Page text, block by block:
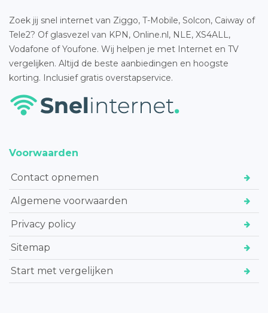
Zoek jij snel internet van Ziggo, T-Mobile, Solcon, Caiway of
Tele2? Of glasvezel van KPN, Online.nl, NLE, XS4ALL,
Vodafone of Youfone. Wij helpen je met Internet en TV
vergelijken. Altijd de beste aanbiedingen en hoogste
korting. Inclusief gratis overstapservice.
Voorwaarden
Contact opnemen
Algemene voorwaarden
Privacy policy
Sitemap
Start met vergelijken